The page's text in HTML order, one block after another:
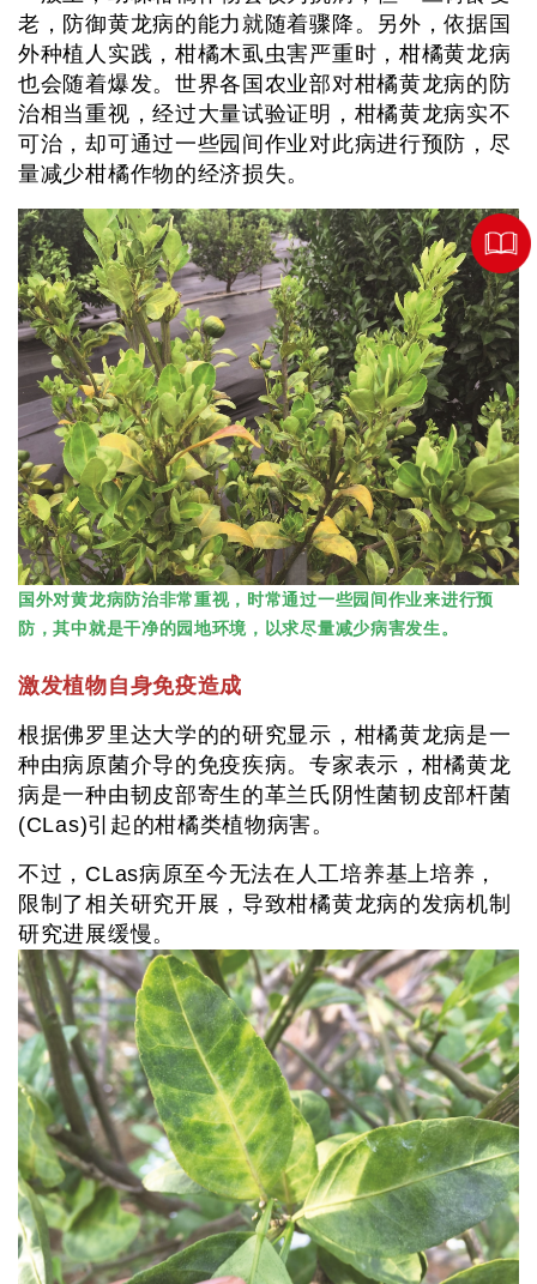
老，防御黄龙病的能力就随着骤降。另外，依据国
外种植人实践，柑橘木虱虫害严重时，柑橘黄龙病
也会随着爆发。世界各国农业部对柑橘黄龙病的防
治相当重视，经过大量试验证明，柑橘黄龙病实不
可治，却可通过一些园间作业对此病进行预防，尽
量减少柑橘作物的经济损失。
国外对黄龙病防治非常重视，时常通过一些园间作业来进行预
防，其中就是干净的园地环境，以求尽量减少病害发生。
激发植物自身免疫造成
根据佛罗里达大学的的研究显示，柑橘黄龙病是一
种由病原菌介导的免疫疾病。专家表示，柑橘黄龙
病是一种由韧皮部寄生的革兰氏阴性菌韧皮部杆菌
(CLas)引起的柑橘类植物病害。
不过，CLas病原至今无法在人工培养基上培养，
限制了相关研究开展，导致柑橘黄龙病的发病机制
研究进展缓慢。